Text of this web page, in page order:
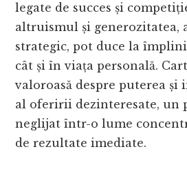
legate de succes și
altruismul și generozitatea,
strategic, pot duce la
cât și în viața personală.
valoroasă despre puterea
al oferirii dezinteresate, un
neglijat într-o lume
de rezultate imediate.